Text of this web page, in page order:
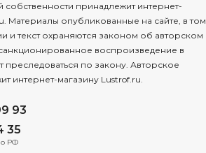
собственности принадлежит интернет-
Материалы опубликованные на сайте, в том
и текст охраняются законом об авторском
воспроизведение в
по закону. Авторское
интернет-магазину Lustrof.ru.
93
35
РФ